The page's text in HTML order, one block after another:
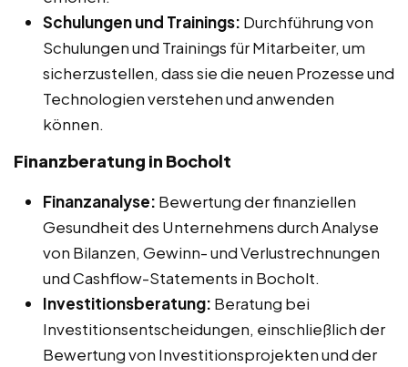
Schulungen und Trainings: Durchführung von
Schulungen und Trainings für Mitarbeiter, um
sicherzustellen, dass sie die neuen Prozesse und
Technologien verstehen und anwenden
können.
Finanzberatung in Bocholt
Finanzanalyse: Bewertung der finanziellen
Gesundheit des Unternehmens durch Analyse
von Bilanzen, Gewinn- und Verlustrechnungen
und Cashflow-Statements in Bocholt.
Investitionsberatung: Beratung bei
Investitionsentscheidungen, einschließlich der
Bewertung von Investitionsprojekten und der